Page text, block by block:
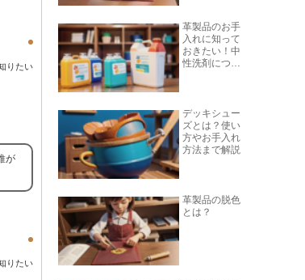
りたい
が
りたい
革製品のお手
入れに知って
おきたい！中
性洗剤につい
デッキシュー
ズとは？使い
方やお手入れ
方法まで解説
革製品の脱色
とは？